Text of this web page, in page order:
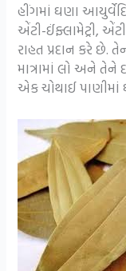
હીંગમાં ઘણા
એંટી-ઈંફ્લામેટ્રી,
રાહત પ્રદાન કરે
માત્રામાં લો અને તેને
એક ચોથાઈ પાણીમાં